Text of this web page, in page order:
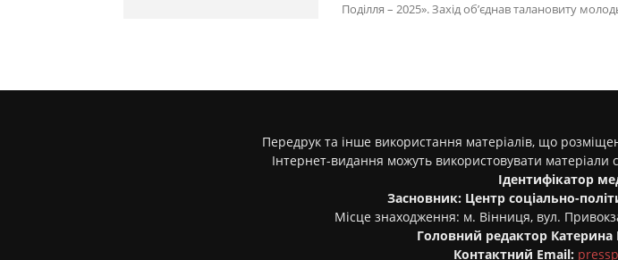
Поділля – 2025». Захід об’єднав талановиту
Передрук та інше використання матеріалів, що
Інтернет-видання можуть використовувати матеріали
Ідентифікатор
Засновник: Центр соціально-
Місце знаходження: м. Вінниця, вул.
Головний редактор Катерина
Контактний Email: